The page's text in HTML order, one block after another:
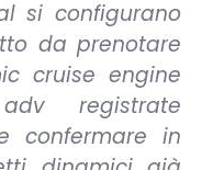
si configurano
da prenotare
cruise engine
registrate
confermare in